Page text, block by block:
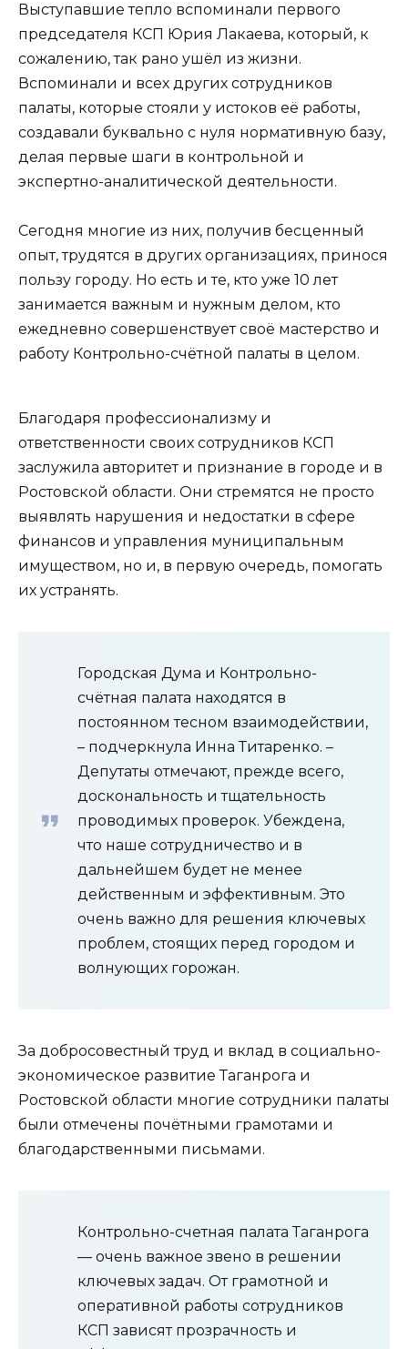
Выступавшие тепло вспоминали первого
председателя КСП Юрия Лакаева, который, к
сожалению, так рано ушёл из жизни.
Вспоминали и всех других сотрудников
палаты, которые стояли у истоков её работы,
создавали буквально с нуля нормативную базу,
делая первые шаги в контрольной и
экспертно-аналитической деятельности.
Сегодня многие из них, получив бесценный
опыт, трудятся в других организациях, принося
пользу городу. Но есть и те, кто уже 10 лет
занимается важным и нужным делом, кто
ежедневно совершенствует своё мастерство и
работу Контрольно-счётной палаты в целом.
Благодаря профессионализму и
ответственности своих сотрудников КСП
заслужила авторитет и признание в городе и в
Ростовской области. Они стремятся не просто
выявлять нарушения и недостатки в сфере
финансов и управления муниципальным
имуществом, но и, в первую очередь, помогать
их устранять.
Городская Дума и Контрольно-
счётная палата находятся в
постоянном тесном взаимодействии,
– подчеркнула Инна Титаренко. –
Депутаты отмечают, прежде всего,
доскональность и тщательность
проводимых проверок. Убеждена,
что наше сотрудничество и в
дальнейшем будет не менее
действенным и эффективным. Это
очень важно для решения ключевых
проблем, стоящих перед городом и
волнующих горожан.
За добросовестный труд и вклад в социально-
экономическое развитие Таганрога и
Ростовской области многие сотрудники палаты
были отмечены почётными грамотами и
благодарственными письмами.
Контрольно-счетная палата Таганрога
— очень важное звено в решении
ключевых задач. От грамотной и
оперативной работы сотрудников
КСП зависят прозрачность и